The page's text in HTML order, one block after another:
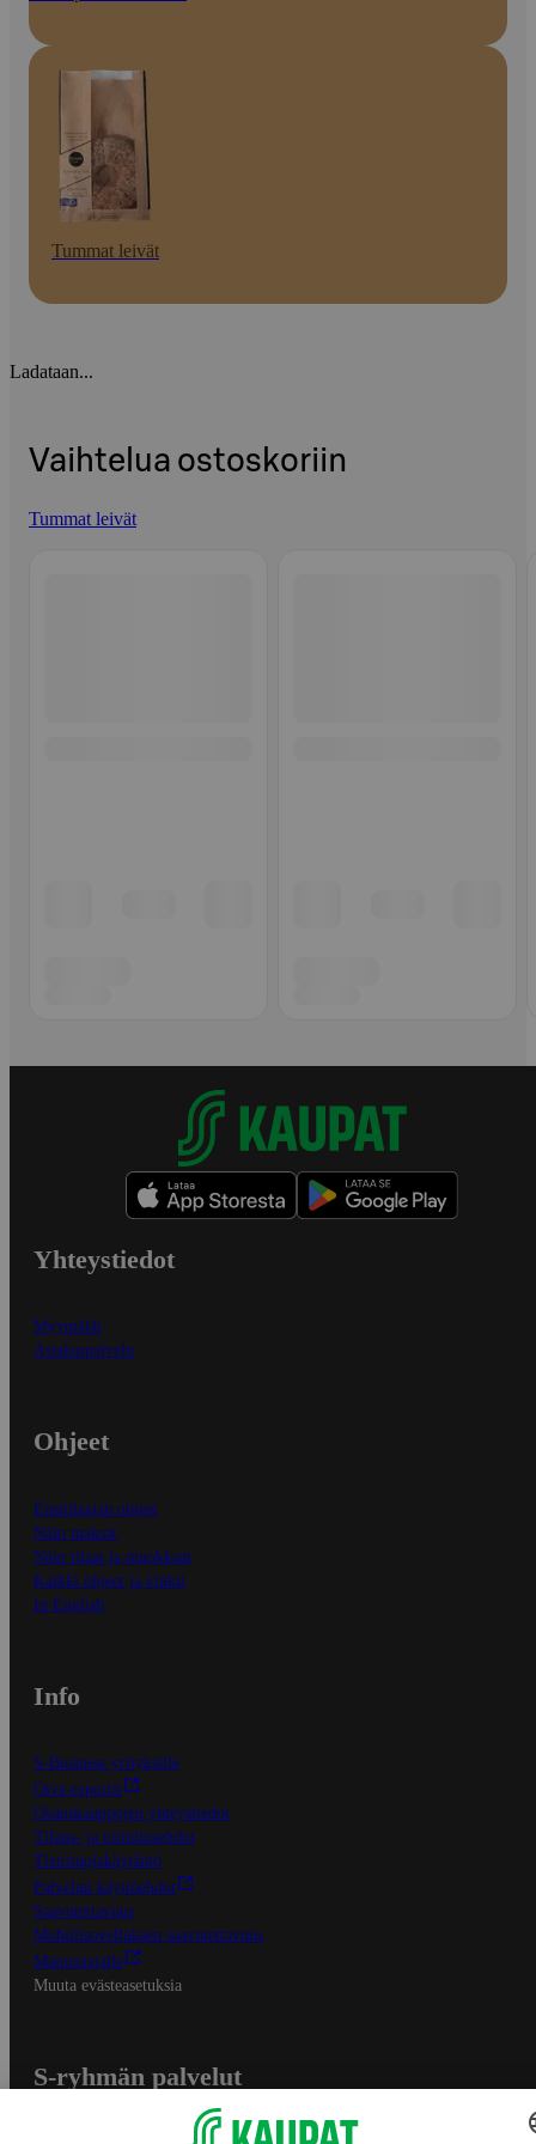
Tummat leivät
Ladataan...
Vaihtelua ostoskoriin
Tummat leivät
Yhteystiedot
Myymälät
Asiakaspalvelu
Ohjeet
Ensitilaajan ohjeet
Näin maksat
Näin tilaat ja muokkaat
Kaikki ohjeet ja vinkit
In English
Info
S-Business yrityksille
Oiva-raportit
Osuuskauppojen yhteystiedot
Tilaus- ja toimitusehdot
Tietosuojakäytäntö
Palvelun käyttöehdot
Saavutettavuus
Mobiilisovelluksen saavutettavuus
Mainostajalle
Muuta evästeasetuksia
S-ryhmän palvelut